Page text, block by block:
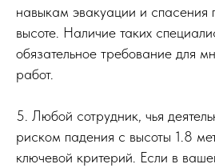
навыкам эвакуации и спасения
высоте. Наличие таких
обязательное требование для
работ.
5. Любой сотрудник, чья
риском падения с высоты 1.8
ключевой критерий. Если в